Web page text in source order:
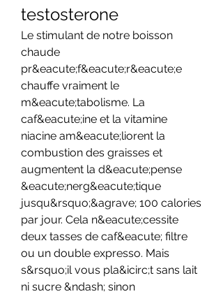
testosterone
Le stimulant de notre boisson
chaude
pr&eacute;f&eacute;r&eacute;e
chauffe vraiment le
m&eacute;tabolisme. La
caf&eacute;ine et la vitamine
niacine am&eacute;liorent la
combustion des graisses et
augmentent la d&eacute;pense
&eacute;nerg&eacute;tique
jusqu&rsquo;&agrave; 100 calories
par jour. Cela n&eacute;cessite
deux tasses de caf&eacute; filtre
ou un double expresso. Mais
s&rsquo;il vous pla&icirc;t sans lait
ni sucre &ndash; sinon